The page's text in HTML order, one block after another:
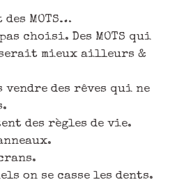
MOTS…
pas choisi. Des MOTS qui
serait mieux ailleurs &
vendre des rêves qui ne
des règles de vie.
on se casse les dents.